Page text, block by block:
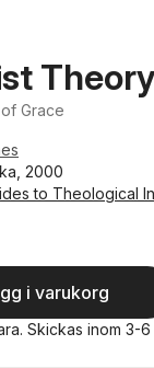
Grace
2000
to Theological
i varukorg
Skickas inom 3-